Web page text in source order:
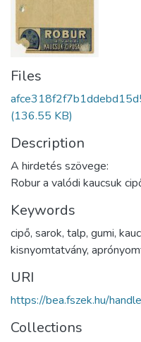
Files
(136.55 KB)
Description
A hirdetés szövege:
Robur a valódi kaucsuk
Keywords
cipő, sarok, talp, gumi,
kisnyomtatvány,
URI
https://bea.fszek.hu/
Collections